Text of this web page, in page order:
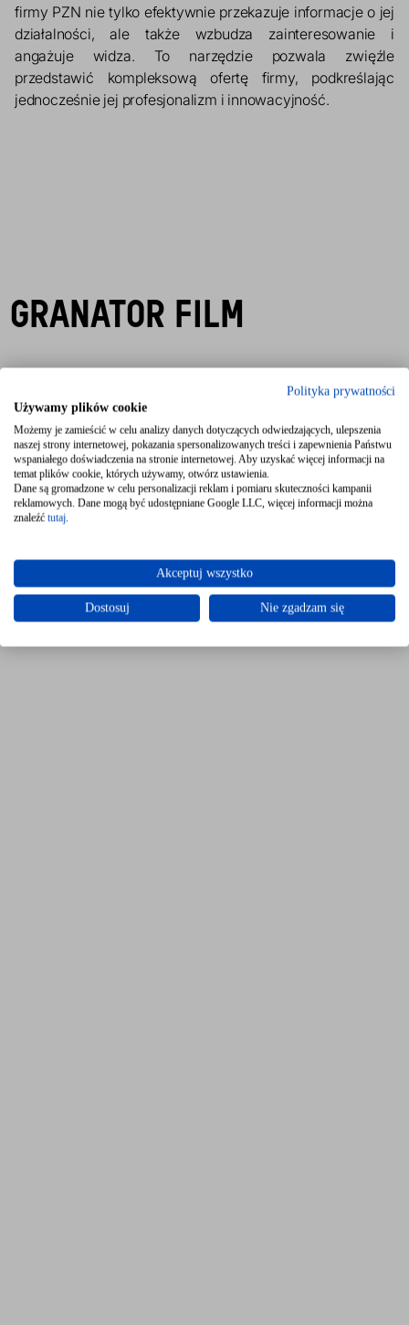
firmy PZN nie tylko efektywnie przekazuje informacje o jej
działalności, ale także wzbudza zainteresowanie i
angażuje widza. To narzędzie pozwala zwięźle
przedstawić kompleksową ofertę firmy, podkreślając
jednocześnie jej profesjonalizm i innowacyjność.
GRANATOR FILM
KONTAKT@GRANATOR.COM
ZADZWOŃ
+48 784 344 450
Polityka prywatności
Używamy plików cookie
Możemy je zamieścić w celu analizy danych dotyczących odwiedzających, ulepszenia
naszej strony internetowej, pokazania spersonalizowanych treści i zapewnienia Państwu
wspaniałego doświadczenia na stronie internetowej. Aby uzyskać więcej informacji na
temat plików cookie, których używamy, otwórz ustawienia.
Dane są gromadzone w celu personalizacji reklam i pomiaru skuteczności kampanii
reklamowych. Dane mogą być udostępniane Google LLC, więcej informacji można
znaleźć tutaj.
Akceptuj wszystko
Dostosuj Nie zgadzam się